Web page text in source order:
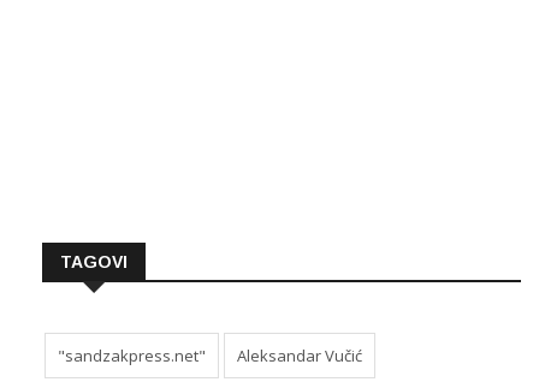
TAGOVI
"sandzakpress.net" Aleksandar Vučić